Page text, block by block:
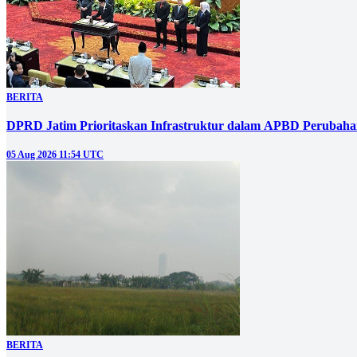
BERITA
DPRD Jatim Prioritaskan Infrastruktur dalam APBD
05 Aug 2026 11:54 UTC
BERITA